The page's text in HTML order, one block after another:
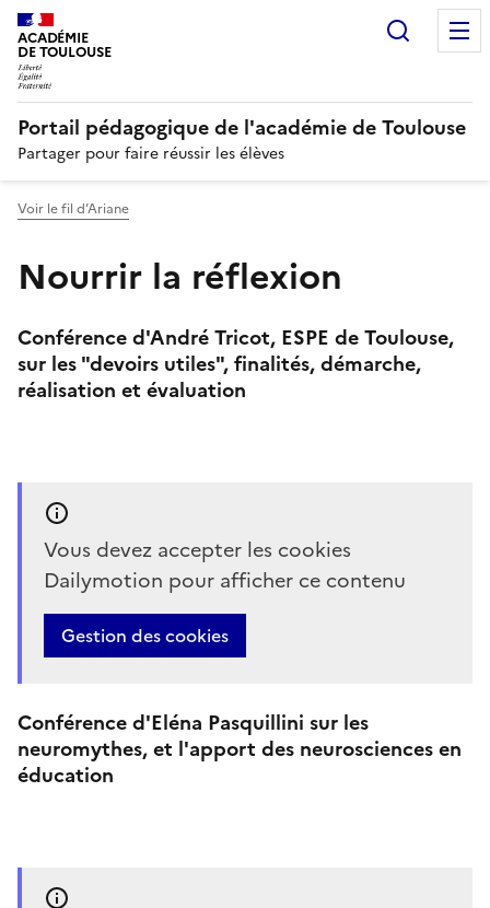
ACADÉMIE
DE TOULOUSE
Portail pédagogique de l'académie de Toulouse
Partager pour faire réussir les élèves
Voir le fil d’Ariane
Nourrir la réflexion
Conférence d'André Tricot, ESPE de Toulouse,
sur les "devoirs utiles", finalités, démarche,
réalisation et évaluation
Vous devez accepter les cookies
Dailymotion pour afficher ce contenu
Gestion des cookies
Conférence d'Eléna Pasquillini sur les
neuromythes, et l'apport des neurosciences en
éducation